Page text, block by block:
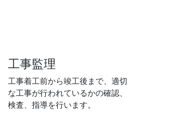
工事監理
工事着工前から竣工後まで、適切
な工事が行われているかの確認、
検査、指導を行います。